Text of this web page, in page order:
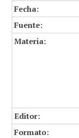
Fecha:
Fuente:
Materia:
Editor:
Formato: